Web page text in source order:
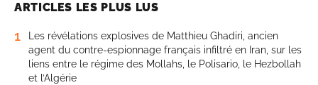
ARTICLES LES PLUS LUS
1
Les révélations explosives de Matthieu Ghadiri, ancien
agent du contre-espionnage français infiltré en Iran, sur les
liens entre le régime des Mollahs, le Polisario, le Hezbollah
et l’Algérie